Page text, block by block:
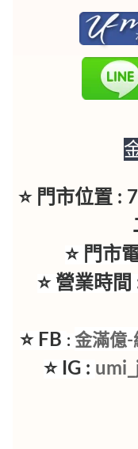
⭐ 門市位置 :
⭐ 門市
⭐ 營業時
⭐ FB :金滿億-
⭐ IG :